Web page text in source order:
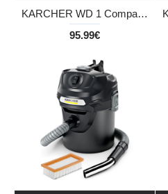
KARCHER WD 1 Compact battery Πολυ-λειτουργική σκούπα αναρρόφησης μπαταρίας χωρίς μπαταρία και φορτιστή
95.99€